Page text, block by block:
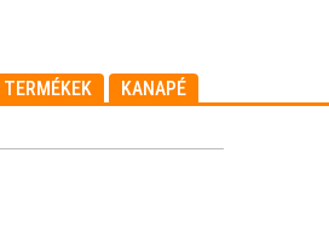
TERMÉKEK KANAPÉ